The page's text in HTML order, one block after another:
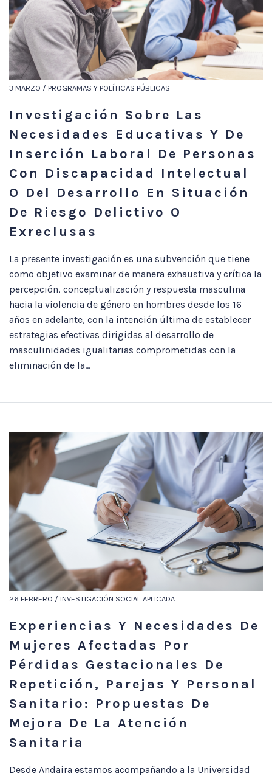
3 MARZO / PROGRAMAS Y POLÍTICAS PÚBLICAS
Investigación Sobre Las
Necesidades Educativas Y De
Inserción Laboral De Personas
Con Discapacidad Intelectual
O Del Desarrollo En Situación
De Riesgo Delictivo O
Exreclusas
La presente investigación es una subvención que tiene
como objetivo examinar de manera exhaustiva y crítica la
percepción, conceptualización y respuesta masculina
hacia la violencia de género en hombres desde los 16
años en adelante, con la intención última de establecer
estrategias efectivas dirigidas al desarrollo de
masculinidades igualitarias comprometidas con la
eliminación de la...
26 FEBRERO / INVESTIGACIÓN SOCIAL APLICADA
Experiencias Y Necesidades De
Mujeres Afectadas Por
Pérdidas Gestacionales De
Repetición, Parejas Y Personal
Sanitario: Propuestas De
Mejora De La Atención
Sanitaria
Desde Andaira estamos acompañando a la Universidad